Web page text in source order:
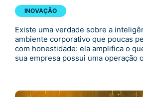
INOVAÇÃO
Existe uma verdade sobre a
ambiente corporativo que poucas
com honestidade: ela amplifica o
sua empresa possui uma operação